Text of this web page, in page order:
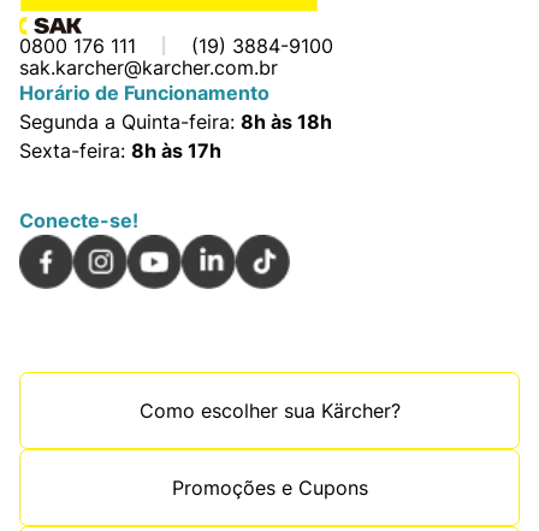
0800 176 111
(19) 3884-9100
sak.karcher@karcher.com.br
Horário de Funcionamento
Segunda a Quinta-feira: 8h às 18h
Sexta-feira: 8h às 17h
Conecte-se!
Como escolher sua Kärcher?
Promoções e Cupons